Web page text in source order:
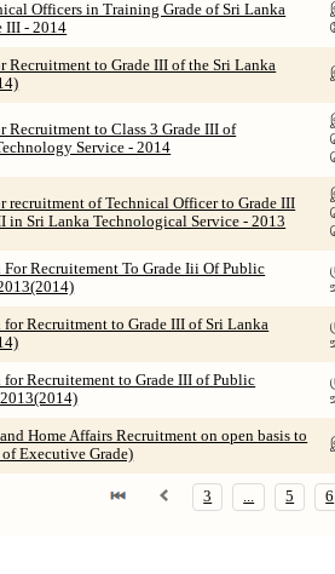
Officers in Training Grade of Sri Lanka
III - 2014
to Grade III of the Sri Lanka
to Class 3 Grade III of
Service - 2014
of Technical Officer to Grade III
in Sri Lanka Technological Service - 2013
Recruitement To Grade Iii Of Public
Recruitment to Grade III of Sri Lanka
Recruitement to Grade III of Public
2013(2014)
Home Affairs Recruitment on open basis to
Executive Grade)
3 ... 5 6